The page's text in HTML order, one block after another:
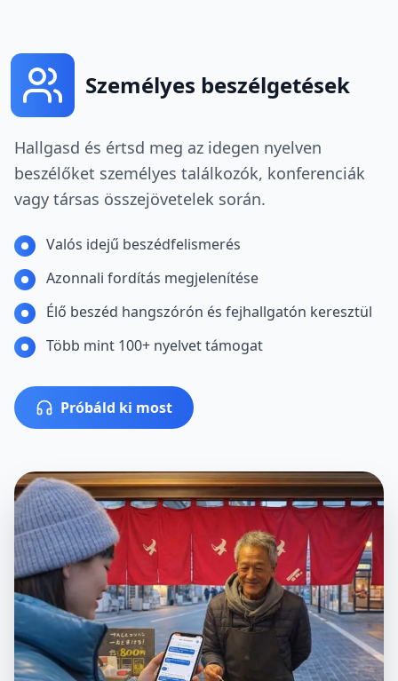
Személyes beszélgetések
Hallgasd és értsd meg az idegen nyelven
beszélőket személyes találkozók, konferenciák
vagy társas összejövetelek során.
Valós idejű beszédfelismerés
Azonnali fordítás megjelenítése
Élő beszéd hangszórón és fejhallgatón keresztül
Több mint 100+ nyelvet támogat
Próbáld ki most